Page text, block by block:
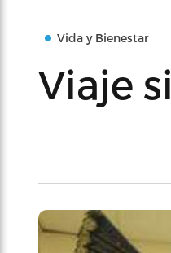
Vida y Bienestar
Viaje